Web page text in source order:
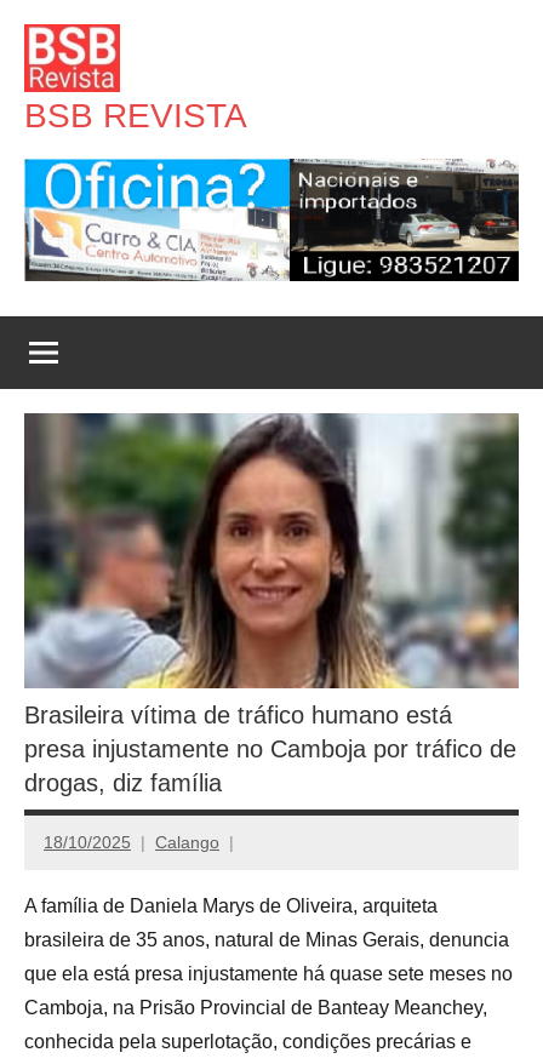
para
conteúdo
BSB REVISTA
Brasileira vítima de tráfico humano está
presa injustamente no Camboja por tráfico de
drogas, diz família
18/10/2025 Calango
A família de Daniela Marys de Oliveira, arquiteta
brasileira de 35 anos, natural de Minas Gerais, denuncia
que ela está presa injustamente há quase sete meses no
Camboja, na Prisão Provincial de Banteay Meanchey,
conhecida pela superlotação, condições precárias e